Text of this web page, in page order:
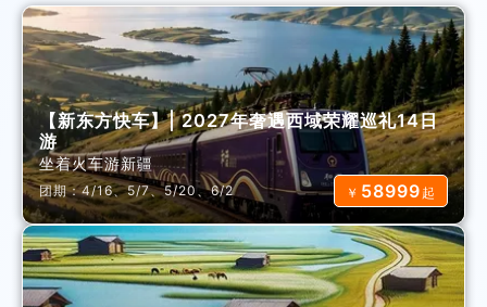
【新东方快车】| 2027年奢遇西域荣耀巡礼14日
游
坐着火车游新疆
团期：4/16、5/7、5/20、6/2 ￥ 58999 起